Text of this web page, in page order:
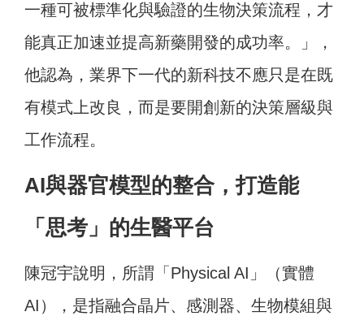
一種可被標準化與驗證的生物決策流程，才
能真正加速並提高新藥開發的成功率。」，
他認為，業界下一代的新科技不應只是在既
有模式上改良，而是要開創新的決策層級與
工作流程。
AI與器官模型的整合，打造能
「思考」的生醫平台
陳冠宇說明，所謂「Physical AI」（實體
AI），是指融合晶片、感測器、生物模組與